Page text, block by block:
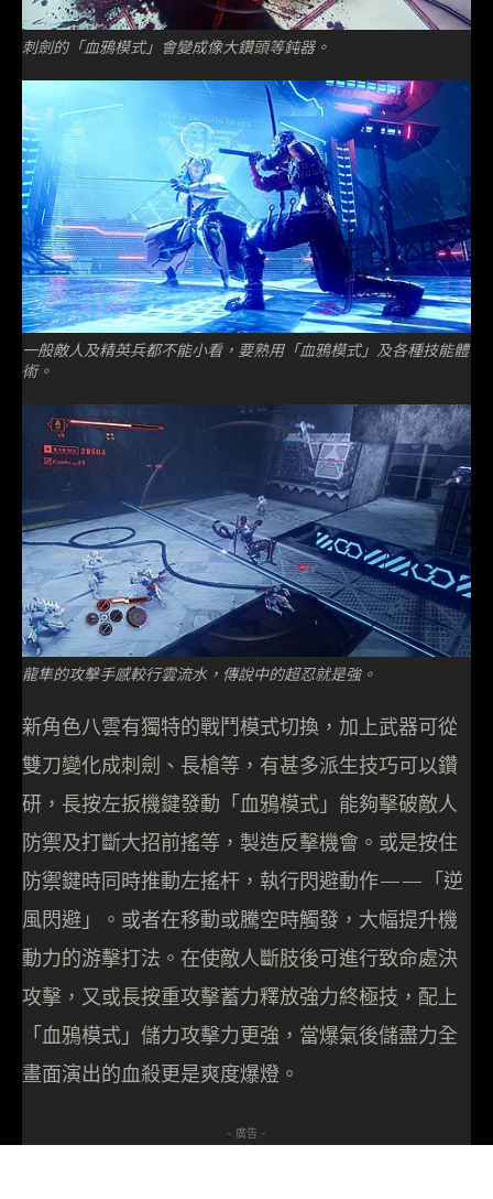
刺劍的「血鴉模式」會變成像大鑽頭等鈍器。
一般敵人及精英兵都不能小看，要熟用「血鴉模式」及各種技能體
術。
龍隼的攻擊手感較行雲流水，傳說中的超忍就是強。
新角色八雲有獨特的戰鬥模式切換，加上武器可從
雙刀變化成刺劍、長槍等，有甚多派生技巧可以鑽
研，長按左扳機鍵發動「血鴉模式」能夠擊破敵人
防禦及打斷大招前搖等，製造反擊機會。或是按住
防禦鍵時同時推動左搖杆，執行閃避動作——「逆
風閃避」。或者在移動或騰空時觸發，大幅提升機
動力的游擊打法。在使敵人斷肢後可進行致命處決
攻擊，又或長按重攻擊蓄力釋放強力終極技，配上
「血鴉模式」儲力攻擊力更強，當爆氣後儲盡力全
畫面演出的血殺更是爽度爆燈。
- 廣告 -